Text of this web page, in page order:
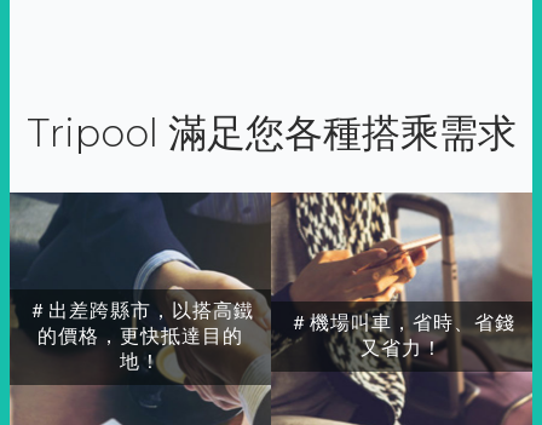
Tripool 滿足您各種搭乘需求
＃出差跨縣市，以搭高鐵
的價格，更快抵達目的
地！
＃機場叫車，省時、省錢
又省力！